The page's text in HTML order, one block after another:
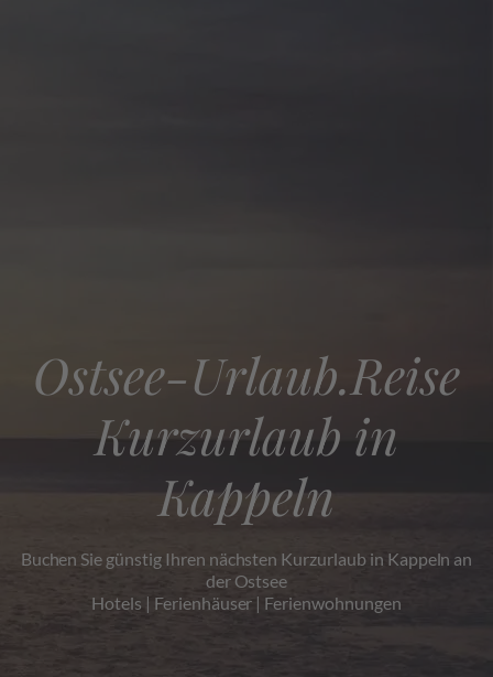
Ostsee-Urlaub.Reise
Kurzurlaub in
Kappeln
Buchen Sie günstig Ihren nächsten Kurzurlaub in Kappeln an
der Ostsee
Hotels | Ferienhäuser | Ferienwohnungen